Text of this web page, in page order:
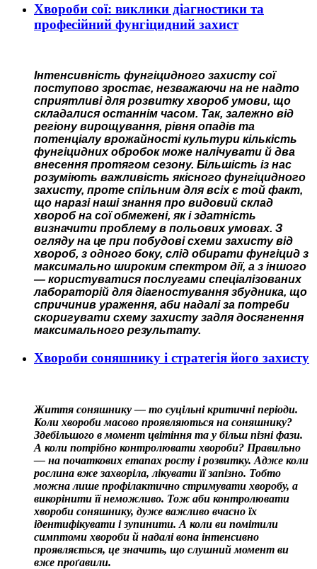
Хвороби сої: виклики діагностики та
професійний фунгіцидний захист
Інтенсивність фунгіцидного захисту сої
поступово зростає, незважаючи на не надто
сприятливі для розвитку хвороб умови, що
складалися останнім часом. Так, залежно від
регіону вирощування, рівня опадів та
потенціалу врожайності культури кількість
фунгіцидних обробок може налічувати й два
внесення протягом сезону. Більшість із нас
розуміють важливість якісного фунгіцидного
захисту, проте спільним для всіх є той факт,
що наразі наші знання про видовий склад
хвороб на сої обмежені, як і здатність
визначити проблему в польових умовах. З
огляду на це при побудові схеми захисту від
хвороб, з одного боку, слід обирати фунгіцид з
максимально широким спектром дії, а з іншого
— користуватися послугами спеціалізованих
лабораторій для діагностування збудника, що
спричинив ураження, аби надалі за потреби
скоригувати схему захисту задля досягнення
максимального результату.
Хвороби соняшнику і стратегія його захисту
Життя соняшнику — то суцільні критичні періоди.
Коли хвороби масово проявляються на соняшнику?
Здебільшого в момент цвітіння та у більш пізні фази.
А коли потрібно контролювати хвороби? Правильно
— на початкових етапах росту і розвитку. Адже коли
рослина вже захворіла, лікувати її запізно. Тобто
можна лише профілактично стримувати хворобу, а
викорінити її неможливо. Тож аби контролювати
хвороби соняшнику, дуже важливо вчасно їх
ідентифікувати і зупинити. А коли ви помітили
симптоми хвороби й надалі вона інтенсивно
проявляється, це значить, що слушний момент ви
вже проґавили.